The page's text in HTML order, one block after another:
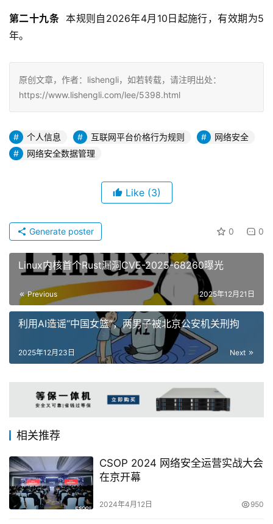
第二十九条 本规则自2026年4月10日起施行，有效期为5
年。
原创文章，作者：lishengli，如若转载，请注明出处：
https://www.lishengli.com/lee/5398.html
个人信息 互联网平台价格行为规则
网络安全
网络安全数据管理
Like (3)
0 0
Generate poster
Linux内核首个Rust漏洞CVE-2025-68260曝光
Previous 2025年12月21日
利用AI造谣“中国女篮”，两男子被北京公安机关刑拘
Next
2025年12月23日
相关推荐
CSOP 2024 网络安全运营实战大会
在京开幕
2024年4月12日 950